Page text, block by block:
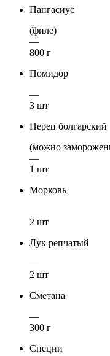
Пангасиус
(филе)
—
800 г
Помидор
—
3 шт
Перец болгарский
(можно
—
1 шт
Морковь
—
2 шт
Лук репчатый
—
2 шт
Сметана
—
300 г
Специи